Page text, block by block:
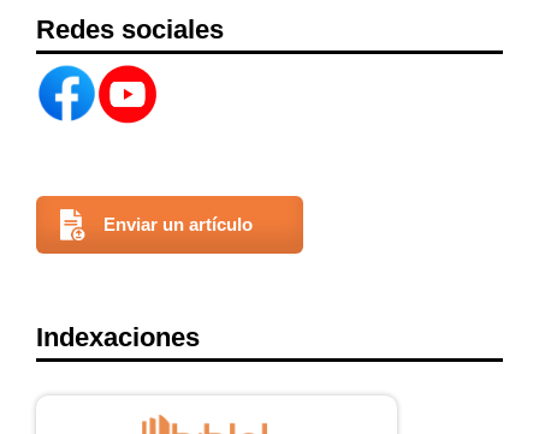
Redes sociales
Enviar un artículo
Indexaciones